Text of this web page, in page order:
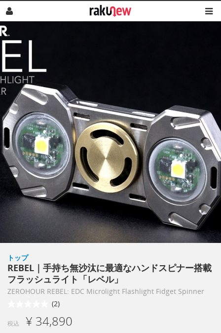
トップ
REBEL｜手持ち無沙汰に最適なハンドスピナー搭載
フラッシュライト「レベル」
ZEROHOUR REBEL: EDC Microlight Flashlight Fidget Spinner
(2)
税込 ¥ 34,890